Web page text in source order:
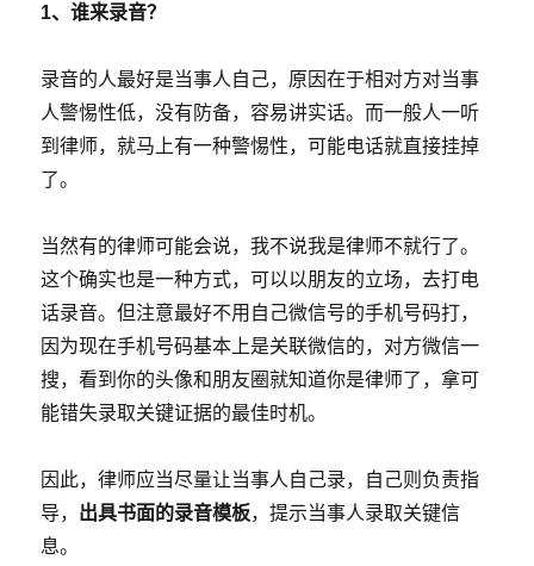
1、谁来录音？
录音的人最好是当事人自己，原因在于相对方对当事
人警惕性低，没有防备，容易讲实话。而一般人一听
到律师，就马上有一种警惕性，可能电话就直接挂掉
了。
当然有的律师可能会说，我不说我是律师不就行了。
这个确实也是一种方式，可以以朋友的立场，去打电
话录音。但注意最好不用自己微信号的手机号码打，
因为现在手机号码基本上是关联微信的，对方微信一
搜，看到你的头像和朋友圈就知道你是律师了，拿可
能错失录取关键证据的最佳时机。
因此，律师应当尽量让当事人自己录，自己则负责指
导， 出具书面的录音模板，提示当事人录取关键信
息。